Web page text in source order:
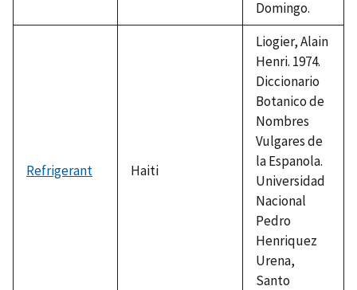
Domingo.
Refrigerant Haiti
Liogier, Alain
Henri. 1974.
Diccionario
Botanico de
Nombres
Vulgares de
la Espanola.
Universidad
Nacional
Pedro
Henriquez
Urena,
Santo